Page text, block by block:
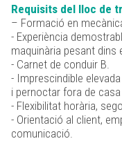
Requisits del lloc de
– Formació en
- Experiència
maquinària pesant dins
- Carnet de conduir B.
- Imprescindible
i pernoctar fora de
- Flexibilitat horària,
- Orientació al client,
comunicació.